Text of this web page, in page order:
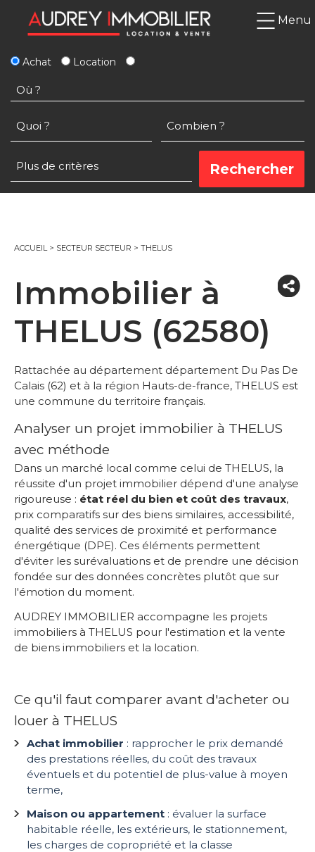
Menu
Achat Location
ACCUEIL> SECTEUR SECTEUR > THELUS
Immobilier à
THELUS (62580)
Rattachée au département département Du Pas De
Calais (62) et à la région Hauts-de-france, THELUS est
une commune du territoire français.
Analyser un projet immobilier à THELUS
avec méthode
Dans un marché local comme celui de THELUS, la
réussite d'un projet immobilier dépend d'une analyse
rigoureuse : état réel du bien et coût des travaux,
prix comparatifs sur des biens similaires, accessibilité,
qualité des services de proximité et performance
énergétique (DPE). Ces éléments permettent
d'éviter les surévaluations et de prendre une décision
fondée sur des données concrètes plutôt que sur
l'émotion du moment.
AUDREY IMMOBILIER accompagne les projets
immobiliers à THELUS pour l'estimation et la vente
de biens immobiliers et la location.
Ce qu'il faut comparer avant d'acheter ou
louer à THELUS
Achat immobilier : rapprocher le prix demandé
des prestations réelles, du coût des travaux
éventuels et du potentiel de plus-value à moyen
terme,
Maison ou appartement : évaluer la surface
habitable réelle, les extérieurs, le stationnement,
les charges de copropriété et la classe